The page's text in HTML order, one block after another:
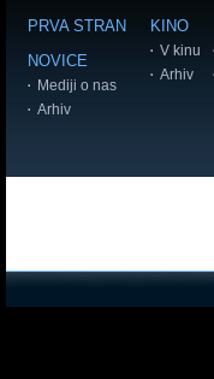
PRVA STRAN
NOVICE
Mediji o nas
Arhiv
KINO
V kinu
Arhiv